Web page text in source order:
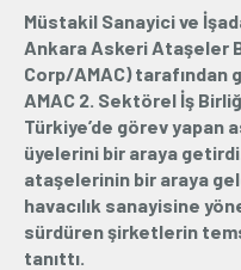
Üyelik
E-İşlemler
İletişim
Müstakil Sanayici ve
Ankara Askeri Ataşeler
Corp/AMAC) tarafından
AMAC 2. Sektörel İş
Türkiye’de görev yapan
üyelerini bir araya
ataşelerinin bir araya
havacılık sanayisine
sürdüren şirketlerin
tanıttı.